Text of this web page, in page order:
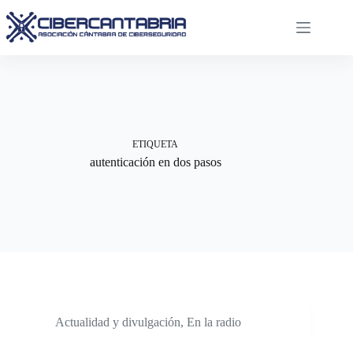
al
contenido
ETIQUETA
autenticación en dos pasos
Actualidad y divulgación, En la radio